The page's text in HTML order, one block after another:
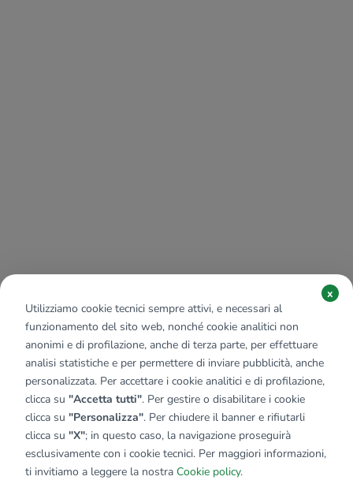
Utilizziamo cookie tecnici sempre attivi, e necessari al
funzionamento del sito web, nonché cookie analitici non
anonimi e di profilazione, anche di terza parte, per effettuare
analisi statistiche e per permettere di inviare pubblicità, anche
personalizzata. Per accettare i cookie analitici e di profilazione,
clicca su "Accetta tutti". Per gestire o disabilitare i cookie
clicca su "Personalizza". Per chiudere il banner e rifiutarli
clicca su "X"; in questo caso, la navigazione proseguirà
esclusivamente con i cookie tecnici. Per maggiori informazioni,
ti invitiamo a leggere la nostra Cookie policy.
x